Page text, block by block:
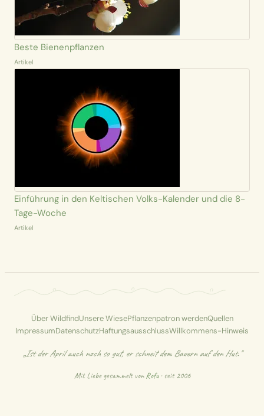
Beste Bienenpflanzen
Artikel
Einführung in den Keltischen Volks-Kalender und die 8-
Tage-Woche
Artikel
Über WildfindUnsere WiesePflanzenpatron werdenQuellen
ImpressumDatenschutzHaftungsausschlussWillkommens-Hinweis
„Ist der April auch noch so gut, er schneit dem Bauern auf den Hut."
Mit Liebe gesammelt vonRofu· seit 2006